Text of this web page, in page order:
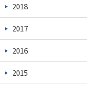
2018
2017
2016
2015